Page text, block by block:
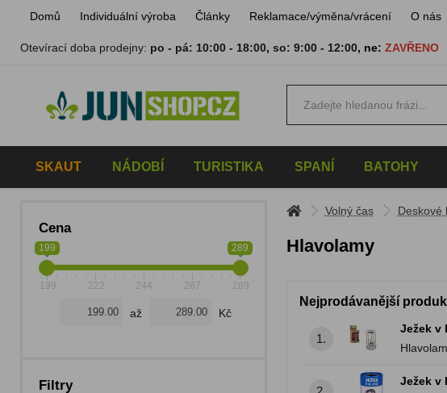
Domů Individuální výroba Články Reklamace/výměna/vrácení O nás
Otevírací doba prodejny: po - pá: 10:00 - 18:00,so: 9:00 - 12:00, ne: ZAVŘENO
SKAUT NÁDOBÍ TURISTIKA SPANÍ BATOHY
Cena
199 289
199 222 244 267 289
až Kč
Filtry
Volný čas Deskové
Hlavolamy
Nejprodávanější
1.
Ježek v
Ježek v